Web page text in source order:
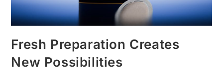
Fresh Preparation Creates
New Possibilities